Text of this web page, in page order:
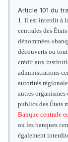
Article 101 du
1. Il est interdit à
centrales des
dénommées
découverts ou
crédit aux
administrations
autorités
autres organismes
publics des États
Banque centrale
ou les banques
également